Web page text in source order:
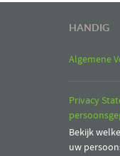
HANDIG
Algemene
Privacy
Bekijk
uw